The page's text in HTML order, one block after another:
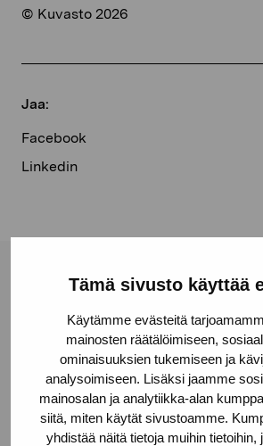
Tämä sivusto käyttää
Käytämme evästeitä
mainosten räätälöimiseen,
ominaisuuksien tukemiseen ja
analysoimiseen. Lisäksi jaamme
mainosalan ja analytiikka-alan
siitä, miten käytät sivustoamme.
yhdistää näitä tietoja muihin tietoihin,
© Kuvasto 2026
Jaa:
Facebook
Linkedin
Pro Artibus -säätiö
Kustaa Vaasan katu 11
10600 Tammisaari
proartibus@proartibus.fi
+358 (0)50 371 6339